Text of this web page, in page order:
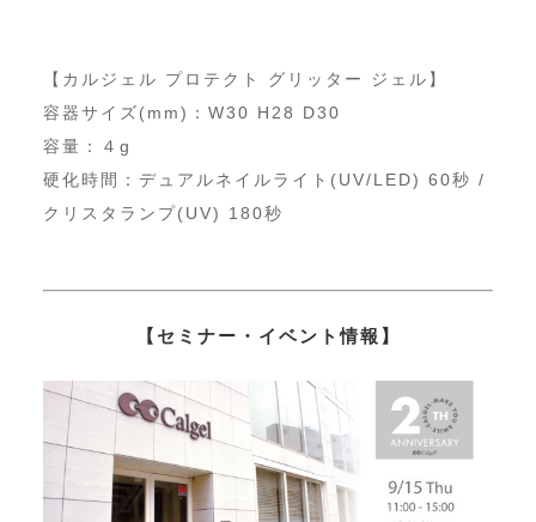
【カルジェル プロテクト グリッター ジェル】
容器サイズ(mm)：W30 H28 D30
容量：４g
硬化時間：デュアルネイルライト(UV/LED) 60秒 /
クリスタランプ(UV) 180秒
【セミナー・イベント情報】